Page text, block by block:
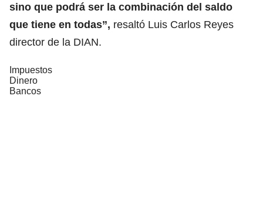
sino que podrá ser la combinación del saldo
que tiene en todas”, resaltó Luis Carlos Reyes
director de la DIAN.
Impuestos
Dinero
Bancos